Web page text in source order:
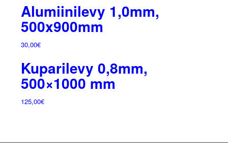
Alumiinilevy 1,0mm,
500x900mm
30,00€
Kuparilevy 0,8mm,
500×1000 mm
125,00€